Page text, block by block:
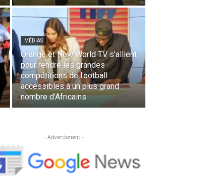
MÉDIAS
Orange et New World TV s’allient
pour rendre les grandes
compétitions de football
accessibles à un plus grand
nombre d’Africains
- Advertisment -